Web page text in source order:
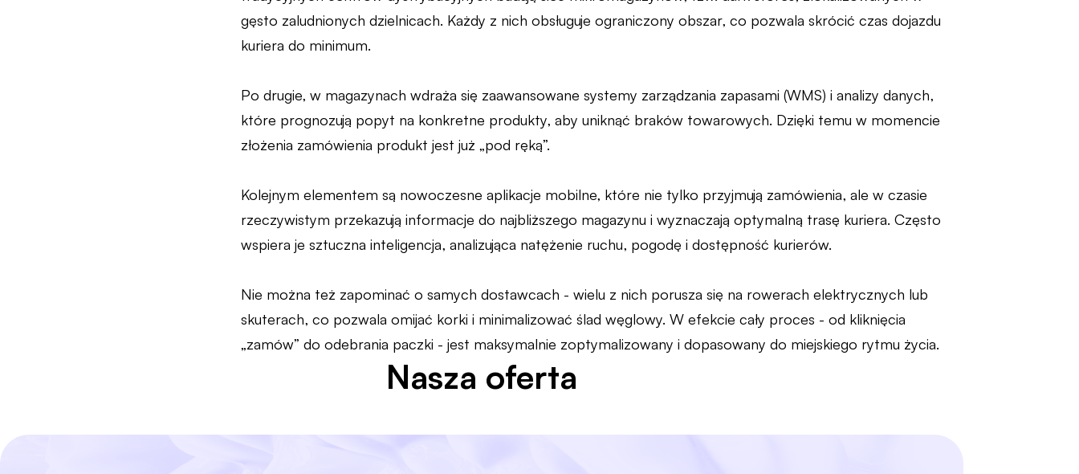
gęsto zaludnionych dzielnicach. Każdy z nich obsługuje ograniczony obszar, co pozwala skrócić czas dojazdu
kuriera do minimum.
Po drugie, w magazynach wdraża się zaawansowane systemy zarządzania zapasami (WMS) i analizy danych,
które prognozują popyt na konkretne produkty, aby uniknąć braków towarowych. Dzięki temu w momencie
złożenia zamówienia produkt jest już „pod ręką”.
Kolejnym elementem są nowoczesne aplikacje mobilne, które nie tylko przyjmują zamówienia, ale w czasie
rzeczywistym przekazują informacje do najbliższego magazynu i wyznaczają optymalną trasę kuriera. Często
wspiera je sztuczna inteligencja, analizująca natężenie ruchu, pogodę i dostępność kurierów.
Nie można też zapominać o samych dostawcach - wielu z nich porusza się na rowerach elektrycznych lub
skuterach, co pozwala omijać korki i minimalizować ślad węglowy. W efekcie cały proces - od kliknięcia
„zamów” do odebrania paczki - jest maksymalnie zoptymalizowany i dopasowany do miejskiego rytmu życia.
Nasza oferta